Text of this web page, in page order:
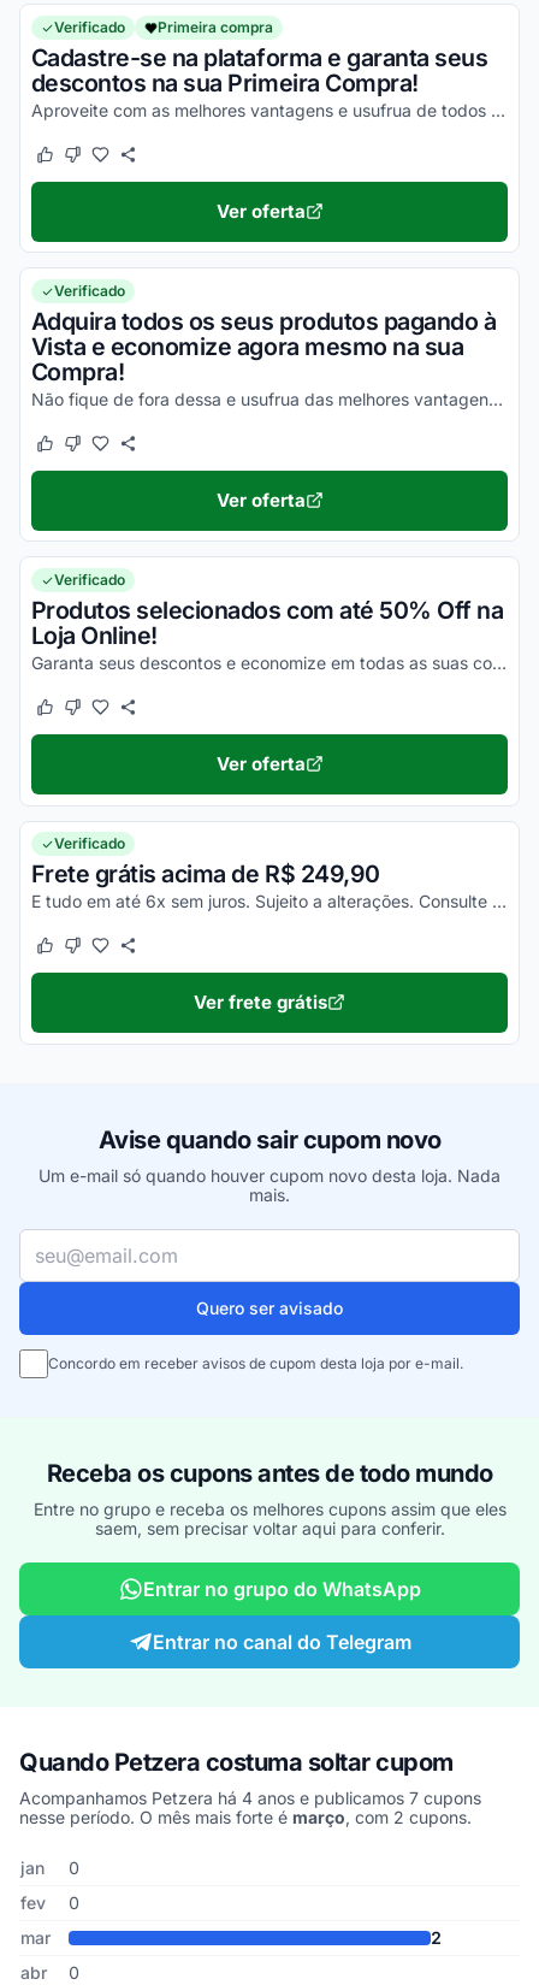
Verificado Primeira compra
Cadastre-se na plataforma e garanta seus
descontos na sua Primeira Compra!
Aproveite com as melhores vantagens e usufrua de todos os seus descontos!
Este cupom funcionou
Este cupom não funcionou
Ver oferta
Verificado
Adquira todos os seus produtos pagando à
Vista e economize agora mesmo na sua
Compra!
Não fique de fora dessa e usufrua das melhores vantagens em todas as suas compras ainda hoje!
Este cupom funcionou
Este cupom não funcionou
Ver oferta
Verificado
Produtos selecionados com até 50% Off na
Loja Online!
Garanta seus descontos e economize em todas as suas compras!
Este cupom funcionou
Este cupom não funcionou
Ver oferta
Verificado
Frete grátis acima de R$ 249,90
E tudo em até 6x sem juros. Sujeito a alterações. Consulte condições no site e economize!
Este cupom funcionou
Este cupom não funcionou
Ver frete grátis
Avise quando sair cupom novo
Um e-mail só quando houver cupom novo desta loja. Nada
mais.
Seu e-mail
Quero ser avisado
Concordo em receber avisos de cupom desta loja por e-mail.
Receba os cupons antes de todo mundo
Entre no grupo e receba os melhores cupons assim que eles
saem, sem precisar voltar aqui para conferir.
Entrar no grupo do WhatsApp
Entrar no canal do Telegram
Quando Petzera costuma soltar cupom
Acompanhamos Petzera há 4 anos e publicamos 7 cupons
nesse período. O mês mais forte é março, com 2 cupons.
Cupons de Petzera publicados por mês, somando os últimos 4
Mês Cupons publicados
jan
0
fev
0
mar
2
abr
0